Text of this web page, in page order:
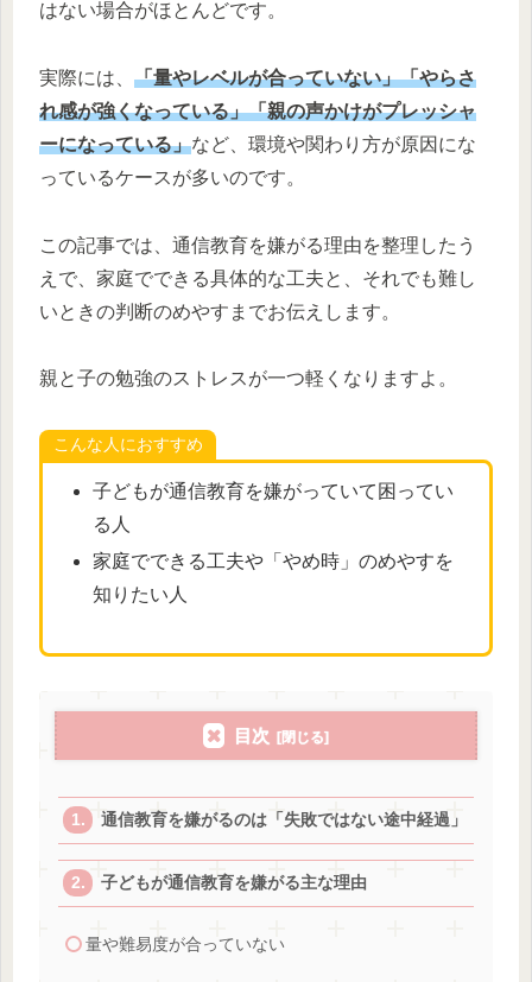
はない場合がほとんどです。
実際には、 「量やレベルが合っていない」「やらさ
れ感が強くなっている」「親の声かけがプレッシャ
ーになっている」など、環境や関わり方が原因にな
っているケースが多いのです。
この記事では、通信教育を嫌がる理由を整理したう
えで、家庭でできる具体的な工夫と、それでも難し
いときの判断のめやすまでお伝えします。
親と子の勉強のストレスが一つ軽くなりますよ。
こんな人におすすめ
子どもが通信教育を嫌がっていて困ってい
る人
家庭でできる工夫や「やめ時」のめやすを
知りたい人
目次
通信教育を嫌がるのは「失敗ではない途中経過」
子どもが通信教育を嫌がる主な理由
量や難易度が合っていない